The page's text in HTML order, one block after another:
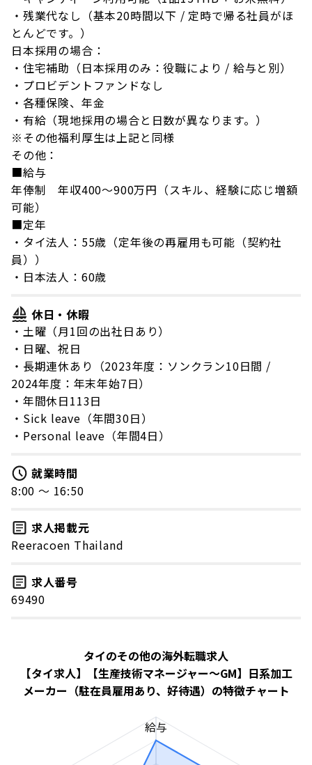
・残業代なし（基本20時間以下 / 定時で帰る社員がほ
とんどです。）
日本採用の場合：
・住宅補助（日本採用のみ：役職により / 給与と別）
・プロビデントファンドなし
・各種保険、年金
・有給（現地採用の場合と日数が異なります。）
※その他福利厚生は上記と同様
その他：
■給与
年俸制 年収400～900万円（スキル、経験に応じ増額
可能）
■定年
・タイ法人：55歳（定年後の再雇用も可能（契約社
員））
・日本法人：60歳
休日・休暇
・土曜（月1回の出社日あり）
・日曜、祝日
・長期連休あり（2023年度：ソンクラン10日間 /
2024年度：年末年始7日）
・年間休日113日
・Sick leave（年間30日）
・Personal leave（年間4日）
就業時間
8:00 〜 16:50
求人掲載元
Reeracoen Thailand
求人番号
69490
タイのその他の海外転職求人
【タイ求人】【生産技術マネージャー～GM】日系加工
メーカー（駐在員雇用あり、好待遇）の特徴チャート
給与